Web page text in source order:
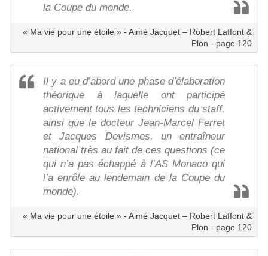
la Coupe du monde.
« Ma vie pour une étoile » - Aimé Jacquet – Robert Laffont &
Plon - page 120
Il y a eu d’abord une phase d’élaboration
théorique à laquelle ont participé
activement tous les techniciens du staff,
ainsi que le docteur Jean-Marcel Ferret
et Jacques Devismes, un entraîneur
national très au fait de ces questions (ce
qui n’a pas échappé à l’AS Monaco qui
l’a enrôle au lendemain de la Coupe du
monde).
« Ma vie pour une étoile » - Aimé Jacquet – Robert Laffont &
Plon - page 120